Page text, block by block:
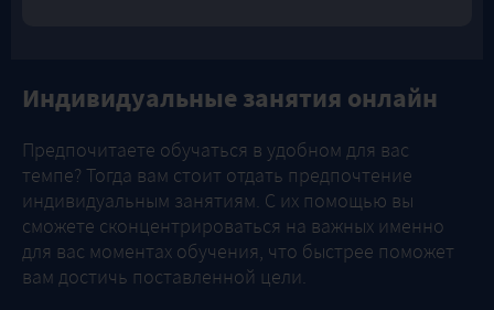
Индивидуальные занятия онлайн
Предпочитаете обучаться в удобном для вас
темпе? Тогда вам стоит отдать предпочтение
индивидуальным занятиям. С их помощью вы
сможете сконцентрироваться на важных именно
для вас моментах обучения, что быстрее поможет
вам достичь поставленной цели.